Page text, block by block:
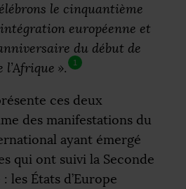
le cinquantième
européenne et
du début de
l’Afrique ». 1
ces deux
des manifestations du
ayant émergé
qui ont suivi la Seconde
les États d’Europe